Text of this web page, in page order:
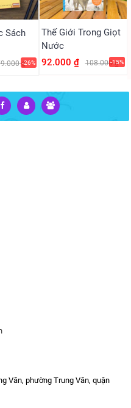
Sách
₫
-26%
Thế Giới Trong Giọt
Nước
92.000 ₫
108.000 ₫
-15%
Văn, phường Trung Văn, quận